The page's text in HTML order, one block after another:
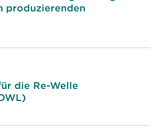
produzierenden
die Re-Welle